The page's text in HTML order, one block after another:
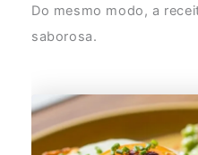
Do mesmo modo, a
saborosa.